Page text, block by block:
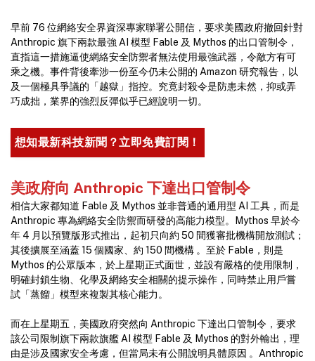
早前 76 位網絡安全界資深專家聯署公開信，要求美國政府撤回針對
Anthropic 旗下兩款最強 AI 模型 Fable 及 Mythos 的出口管制令，
直指這一措施逼使網絡安全防禦者無法使用最強武器，令敵方有可
乘之機。事件背後牽涉一份至今仍未公開的 Amazon 研究報告，以
及一個極具爭議的「越獄」指控。究竟封殺令是防患未然，抑或弄
巧成拙，業界的強烈反彈似乎已經說明一切。
想知最新科技新聞？立即免費訂閱！
美政府向 Anthropic 下達出口管制令
相信大家都知道 Fable 及 Mythos 並非普通的通用型 AI 工具，而是
Anthropic 專為網絡安全防禦而研發的高能力模型。Mythos 早於今
年 4 月以預覽版形式推出，起初只向約 50 間獲審批機構開放測試；
其後擴展至涵蓋 15 個國家、約 150 間機構 。至於 Fable，則是
Mythos 的公眾版本，於上星期正式面世，並設有嚴格的使用限制，
明確封鎖生物、化學及網絡安全相關的提示操作，同時禁止用戶嘗
試「蒸餾」模型來複製其核心能力。
而在上星期五，美國政府突然向 Anthropic 下達出口管制令，要求
該公司限制旗下兩款旗艦 AI 模型 Fable 及 Mythos 的對外輸出，理
由是涉及國家安全考慮，但當局未有公開說明具體原因 。Anthropic